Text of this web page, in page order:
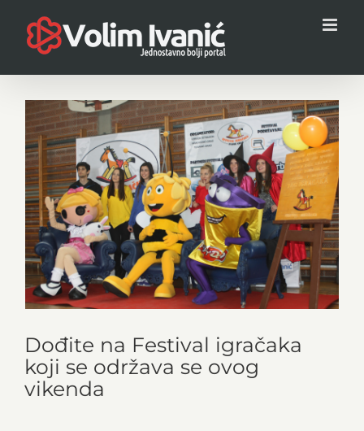
content
View
Larger
Image
Dođite na Festival igračaka
koji se održava se ovog
vikenda